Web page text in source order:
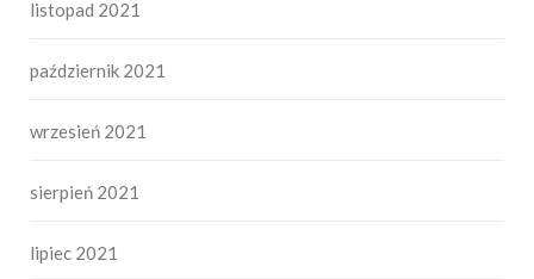
listopad 2021
październik 2021
wrzesień 2021
sierpień 2021
lipiec 2021